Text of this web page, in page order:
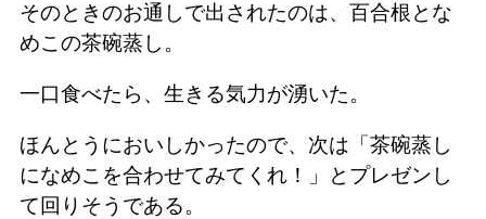
そのときのお通しで出されたのは、百合根とな
めこの茶碗蒸し。
一口食べたら、生きる気力が湧いた。
ほんとうにおいしかったので、次は「茶碗蒸し
になめこを合わせてみてくれ！」とプレゼンし
て回りそうである。